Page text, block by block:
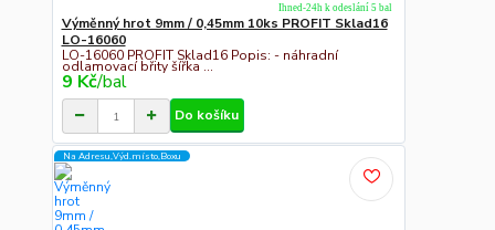
Výměnný hrot 9mm / 0,45mm 10ks PROFIT Sklad16
LO-16060
LO-16060 PROFIT Sklad16 Popis: - náhradní
odlamovací břity šířka ...
9 Kč/bal
Ihned-24h k odeslání 5 bal
Do košíku
Na Adresu,Výd.místo,Boxu